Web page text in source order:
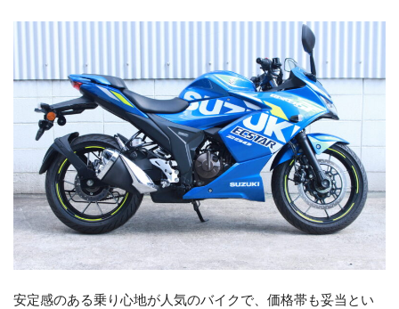
安定感のある乗り心地が人気のバイクで、価格帯も妥当とい
WEB予約